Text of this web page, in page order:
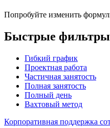
Попробуйте изменить
Быстрые фильтры
Гибкий график
Проектная работа
Частичная занятость
Полная занятость
Полный день
Вахтовый метод
Корпоративная поддержка